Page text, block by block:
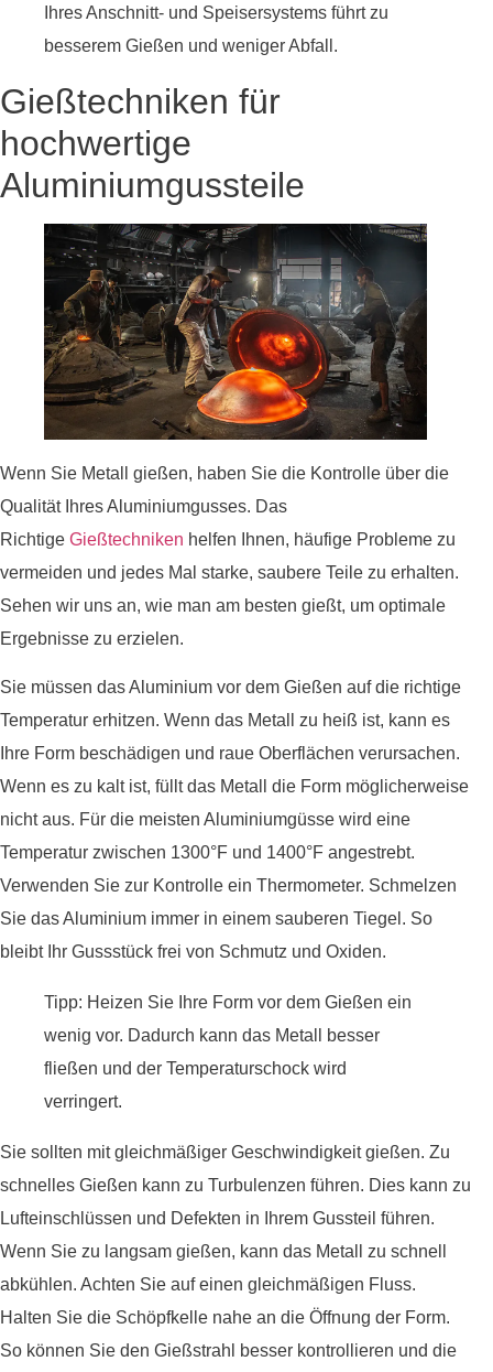
Ihres Anschnitt- und Speisersystems führt zu
besserem Gießen und weniger Abfall.
Gießtechniken für
hochwertige
Aluminiumgussteile
Wenn Sie Metall gießen, haben Sie die Kontrolle über die
Qualität Ihres Aluminiumgusses. Das
Richtige Gießtechniken helfen Ihnen, häufige Probleme zu
vermeiden und jedes Mal starke, saubere Teile zu erhalten.
Sehen wir uns an, wie man am besten gießt, um optimale
Ergebnisse zu erzielen.
Sie müssen das Aluminium vor dem Gießen auf die richtige
Temperatur erhitzen. Wenn das Metall zu heiß ist, kann es
Ihre Form beschädigen und raue Oberflächen verursachen.
Wenn es zu kalt ist, füllt das Metall die Form möglicherweise
nicht aus. Für die meisten Aluminiumgüsse wird eine
Temperatur zwischen 1300°F und 1400°F angestrebt.
Verwenden Sie zur Kontrolle ein Thermometer. Schmelzen
Sie das Aluminium immer in einem sauberen Tiegel. So
bleibt Ihr Gussstück frei von Schmutz und Oxiden.
Tipp: Heizen Sie Ihre Form vor dem Gießen ein
wenig vor. Dadurch kann das Metall besser
fließen und der Temperaturschock wird
verringert.
Sie sollten mit gleichmäßiger Geschwindigkeit gießen. Zu
schnelles Gießen kann zu Turbulenzen führen. Dies kann zu
Lufteinschlüssen und Defekten in Ihrem Gussteil führen.
Wenn Sie zu langsam gießen, kann das Metall zu schnell
abkühlen. Achten Sie auf einen gleichmäßigen Fluss.
Halten Sie die Schöpfkelle nahe an die Öffnung der Form.
So können Sie den Gießstrahl besser kontrollieren und die